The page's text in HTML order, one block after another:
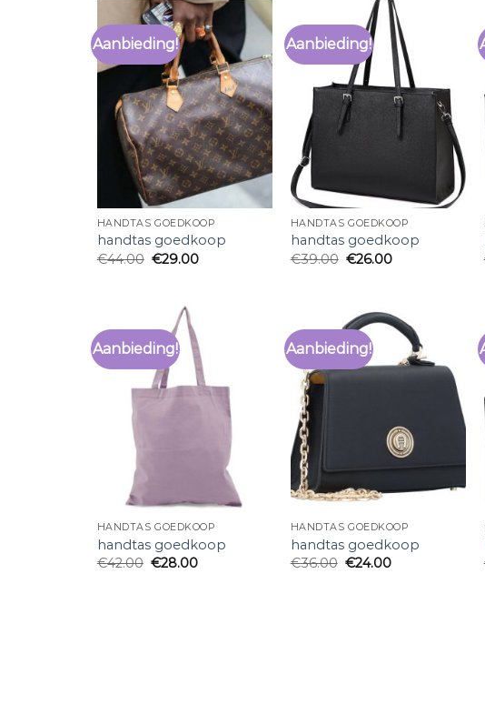
Aanbieding!
HANDTAS GOEDKOOP
handtas goedkoop
€44.00 €29.00
Aanbieding!
HANDTAS GOEDKOOP
handtas goedkoop
€39.00 €26.00
Aanbieding!
HANDTAS GOEDKOOP
handtas goedkoop
€42.00 €28.00
Aanbieding!
HANDTAS GOEDKOOP
handtas goedkoop
€36.00 €24.00